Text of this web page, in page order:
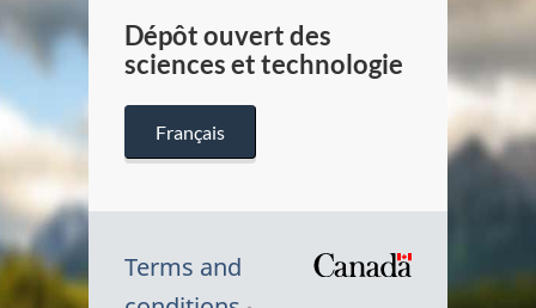
Dépôt ouvert des
sciences et technologie
Français
Terms and